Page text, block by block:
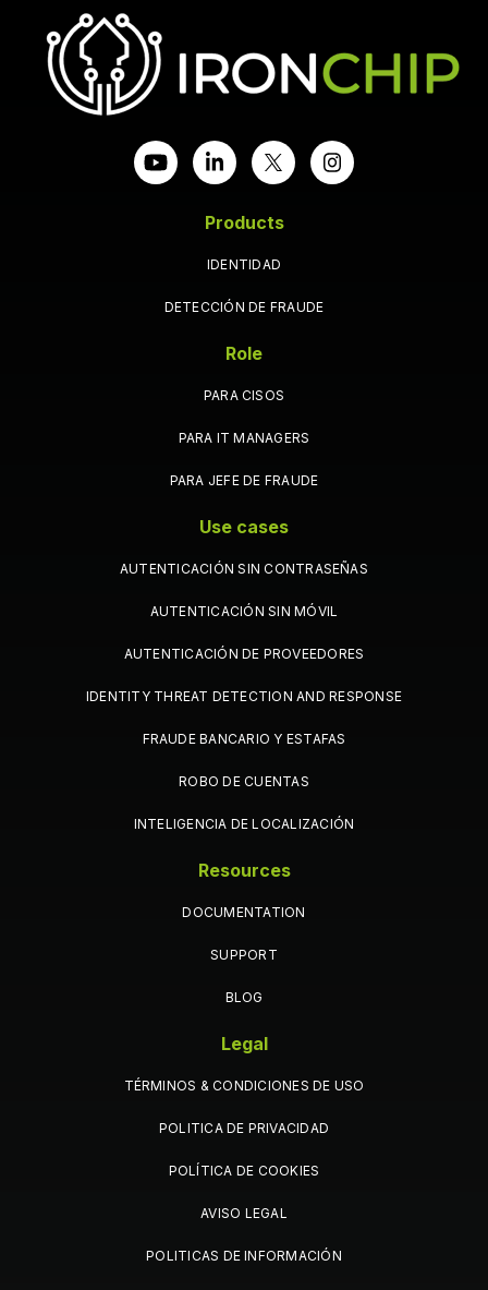
Products
IDENTIDAD
DETECCIÓN DE FRAUDE
Role
PARA CISOS
PARA IT MANAGERS
PARA JEFE DE FRAUDE
Use cases
AUTENTICACIÓN SIN CONTRASEÑAS
AUTENTICACIÓN SIN MÓVIL
AUTENTICACIÓN DE PROVEEDORES
IDENTITY THREAT DETECTION AND RESPONSE
FRAUDE BANCARIO Y ESTAFAS
ROBO DE CUENTAS
INTELIGENCIA DE LOCALIZACIÓN
Resources
DOCUMENTATION
SUPPORT
BLOG
Legal
TÉRMINOS & CONDICIONES DE USO
POLITICA DE PRIVACIDAD
POLÍTICA DE COOKIES
AVISO LEGAL
POLITICAS DE INFORMACIÓN